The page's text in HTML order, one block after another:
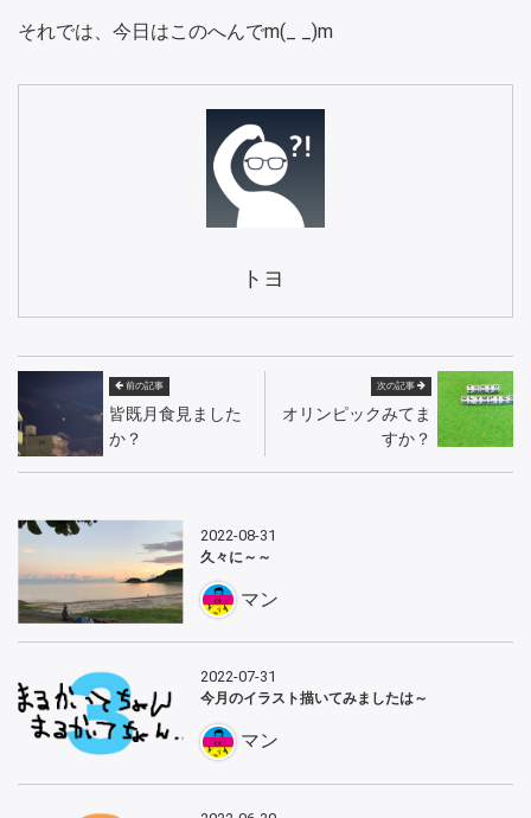
それでは、今日はこのへんでm(_ _)m
トヨ
前の記事
皆既月食見ました
か？
次の記事
オリンピックみてま
すか？
2022-08-31
久々に～～
マン
2022-07-31
今月のイラスト描いてみましたは～
マン